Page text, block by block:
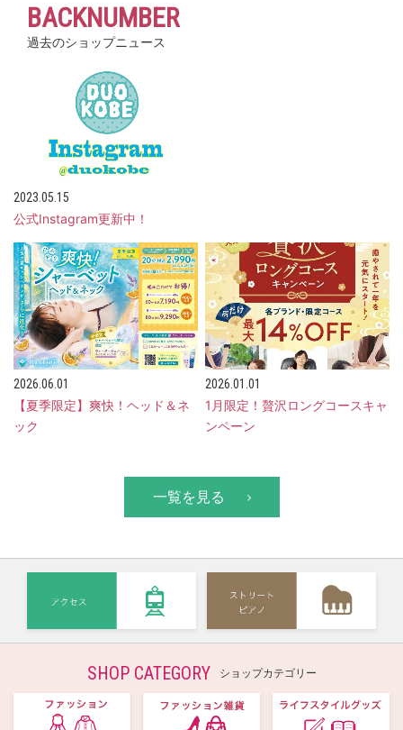
BACKNUMBER
過去のショップニュース
2023.05.15
公式Instagram更新中！
2026.06.01
【夏季限定】爽快！ヘッド＆ネ
ック
2026.01.01
1月限定！贅沢ロングコースキャ
ンペーン
一覧を見る
SHOP CATEGORY ショップカテゴリー